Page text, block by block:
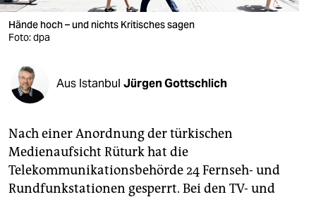
verlag
verlag
veranstaltungen
shop
unterstützen
abo
Hände hoch – und nichts Kritisches sagen
Foto: dpa
Aus Istanbul Jürgen Gottschlich
Nach einer Anordnung der türkischen
Medienaufsicht Rüturk hat die
Telekommunikationsbehörde 24 Fernseh- und
Rundfunkstationen gesperrt. Bei den TV- und